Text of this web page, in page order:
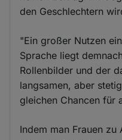
den Geschlechtern
"Ein großer Nutzen
Sprache liegt
Rollenbilder und der
langsamen, aber
gleichen Chancen für
Indem man Frauen